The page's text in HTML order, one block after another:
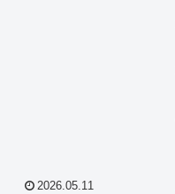
2026.05.11